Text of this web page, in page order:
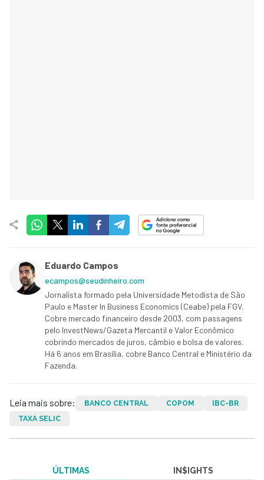
Eduardo Campos
ecampos@seudinheiro.com
Jornalista formado pela Universidade Metodista de São
Paulo e Master In Business Economics (Ceabe) pela FGV.
Cobre mercado financeiro desde 2003, com passagens
pelo InvestNews/Gazeta Mercantil e Valor Econômico
cobrindo mercados de juros, câmbio e bolsa de valores.
Há 6 anos em Brasília, cobre Banco Central e Ministério da
Fazenda.
Leia mais sobre: BANCO CENTRAL COPOM
IBC-BR
TAXA SELIC
ÚLTIMAS IN$IGHTS